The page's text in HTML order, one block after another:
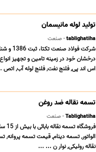
تولید لوله مانیسمان
tablighatiha- صنعت
درخشان خود در زمینه تامین و تجهیز
اس اند پی, فلنج نفت, فلنج لوله آب,
تسمه نقاله ضد روغن
Tablighatiha- صنعت
الواتور, تسمه دینام, قیمت تسمه پروانه,
نقاله رولیکی, نوار ن ... ...